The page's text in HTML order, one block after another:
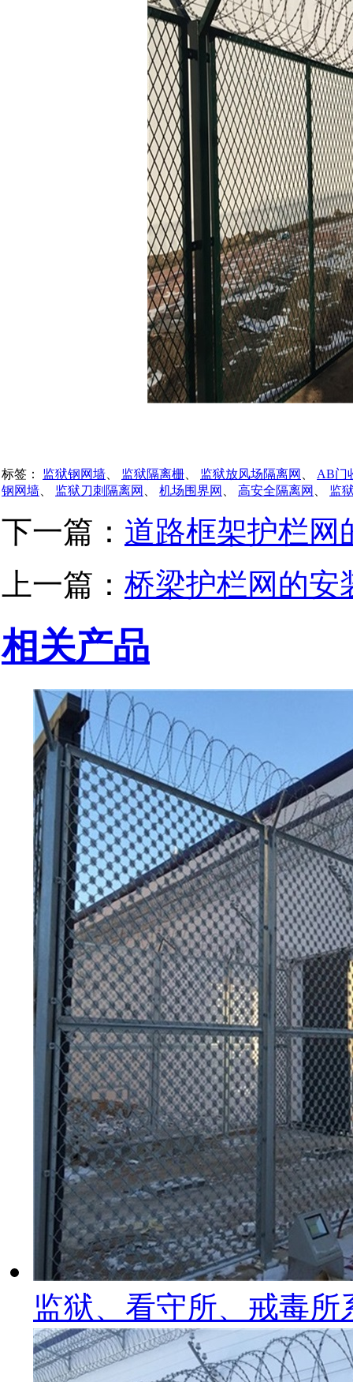
标签： 监狱钢网墙 监狱隔离栅 监狱放风场隔离网
AB门
钢网墙
监狱刀刺隔离网 机场围界网 高安全隔离网 监
下一篇： 道路框架护栏网
上一篇： 桥梁护栏网的安
相关产品
监狱、看守所、戒毒